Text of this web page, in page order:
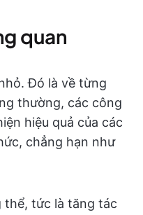
quan
Đó là về từng
thường, các công
hiệu quả của các
chẳng hạn như
thể, tức là tăng tác